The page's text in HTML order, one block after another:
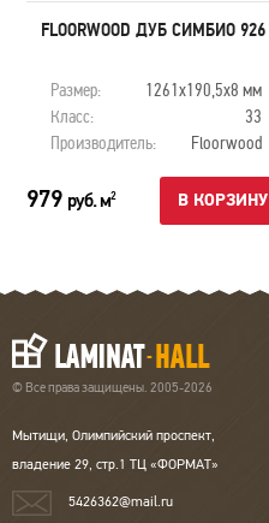
FLOORWOOD ДУБ СИМБИО 926
Размер:
1261х190,5х8 мм
Класс:
33
Производитель:
Floorwood
979 руб. м2 В КОРЗИНУ
© Все права защищены. 2005-2026
Мытищи, Олимпийский проспект,
владение 29, стр.1 ТЦ «ФОРМАТ»
5426362@mail.ru